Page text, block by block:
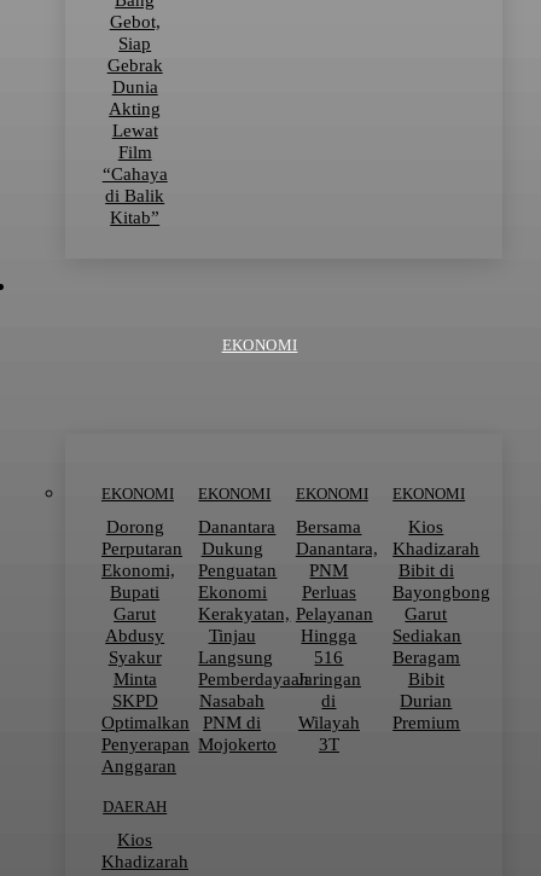
Gebot,
Siap
Gebrak
Dunia
Akting
Lewat
Film
“Cahaya
di Balik
Kitab”
EKONOMI
EKONOMI
Dorong
Perputaran
Ekonomi,
Bupati
Garut
Abdusy
Syakur
Minta
SKPD
Optimalkan
Penyerapan
Anggaran
EKONOMI
Danantara
Dukung
Penguatan
Ekonomi
Kerakyatan,
Tinjau
Langsung
Pemberdayaan
Nasabah
PNM di
Mojokerto
EKONOMI
Bersama
Danantara,
PNM
Perluas
Pelayanan
Hingga
516
Jaringan
di
Wilayah
3T
EKONOMI
Kios
Khadizarah
Bibit di
Bayongbong
Garut
Sediakan
Beragam
Bibit
Durian
Premium
DAERAH
Kios
Khadizarah